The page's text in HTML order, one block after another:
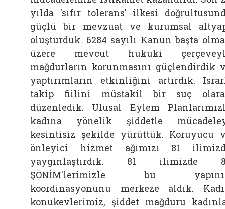
yılda 'sıfır tolerans' ilkesi
güçlü bir mevzuat ve kurumsal
oluşturduk. 6284 sayılı Kanun başta
üzere mevcut hukuki
mağdurların korunmasını güçlendirdik
yaptırımların etkinliğini artırdık.
takip fiilini müstakil bir suç
düzenledik. Ulusal Eylem
kadına yönelik şiddetle
kesintisiz şekilde yürüttük. Koruyucu
önleyici hizmet ağımızı 81
yaygınlaştırdık. 81 ilimizde
ŞÖNİM'lerimizle bu
koordinasyonunu merkeze aldık.
konukevlerimiz, şiddet mağduru